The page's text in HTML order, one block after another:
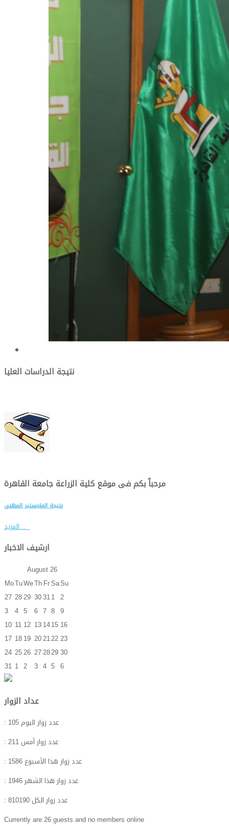
نتيجة الدراسات العليا
مرحباً بكم فى موقع كلية الزراعة جامعة القاهرة
نتيجة الماجستير المهنى
المزيد...
ارشيف الاخبار
August26
MoTuWeThFrSaSu
27 2829 30311 2
3 4 5 6 7 8 9
10 11 12 131415 16
17 1819 20212223
24 2526 27282930
31 1 2 3 4 5 6
عداد الزوار
: عدد زوار اليوم105
: عدد زوار أمس 211
: عدد زوار هذا الأسبوع 1586
: عدد زوار هذا الشهر 1946
: عدد زوار الكل 810190
Currently are 26 guests and no members online